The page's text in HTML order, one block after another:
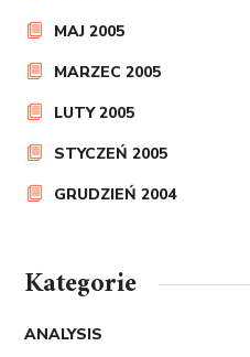
MAJ 2005
MARZEC 2005
LUTY 2005
STYCZEŃ 2005
GRUDZIEŃ 2004
Kategorie
ANALYSIS